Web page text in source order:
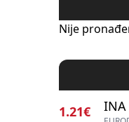
Nije
1.21€